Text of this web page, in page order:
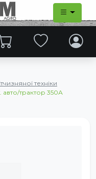
техніки
авто/трактор 350А